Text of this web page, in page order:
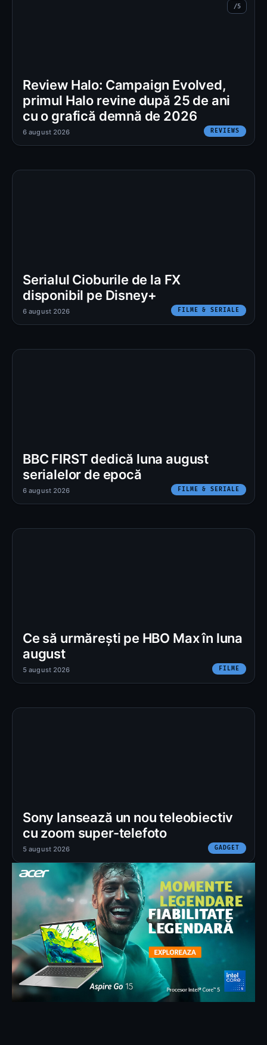
Review Halo: Campaign Evolved,
primul Halo revine după 25 de ani
cu o grafică demnă de 2026
REVIEWS
6 august 2026
Serialul Cioburile de la FX
disponibil pe Disney+
FILME & SERIALE
6 august 2026
BBC FIRST dedică luna august
serialelor de epocă
FILME & SERIALE
6 august 2026
Ce să urmărești pe HBO Max în luna
august
FILME
5 august 2026
Sony lansează un nou teleobiectiv
cu zoom super-telefoto
GADGET
5 august 2026